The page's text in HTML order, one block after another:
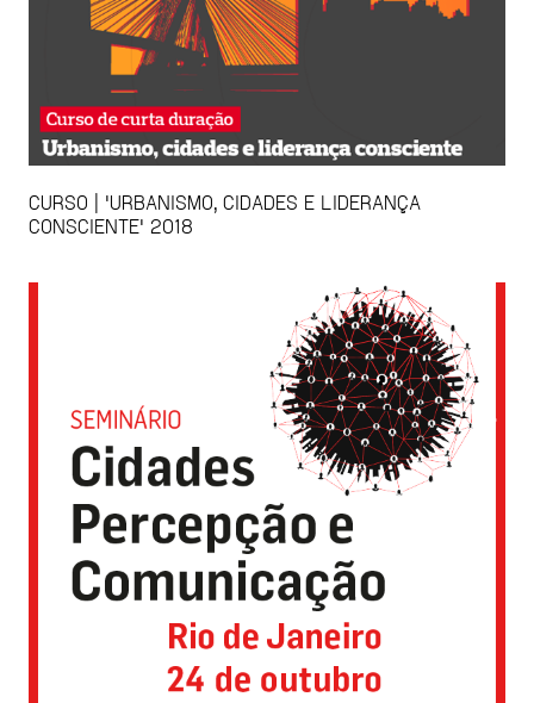
CURSO | 'URBANISMO, CIDADES E LIDERANÇA
CONSCIENTE' 2018